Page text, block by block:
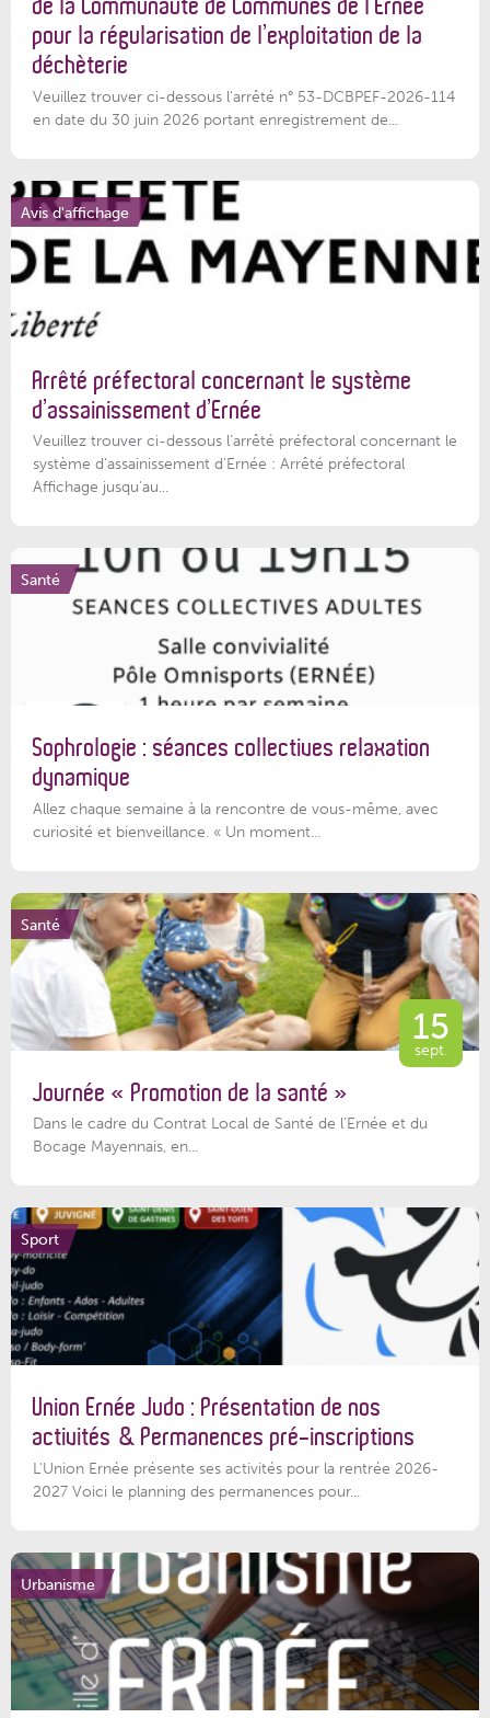
de la Communauté de Communes de l’Ernée
pour la régularisation de l’exploitation de la
déchèterie
Veuillez trouver ci-dessous l'arrêté n° 53-DCBPEF-2026-114
en date du 30 juin 2026 portant enregistrement de...
Avis d'affichage
Arrêté préfectoral concernant le système
d’assainissement d’Ernée
Veuillez trouver ci-dessous l’arrêté préfectoral concernant le
système d'assainissement d'Ernée : Arrêté préfectoral
Affichage jusqu'au...
Santé
Sophrologie : séances collectives relaxation
dynamique
Allez chaque semaine à la rencontre de vous-même, avec
curiosité et bienveillance. « Un moment...
Santé
15
sept.
Journée « Promotion de la santé »
Dans le cadre du Contrat Local de Santé de l’Ernée et du
Bocage Mayennais, en...
Sport
Union Ernée Judo : Présentation de nos
activités & Permanences pré-inscriptions
L'Union Ernée présente ses activités pour la rentrée 2026-
2027 Voici le planning des permanences pour...
Urbanisme